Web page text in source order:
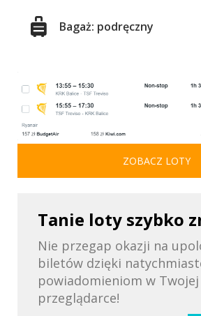
Bagaż: podręczny
ZOBACZ LOTY
Tanie loty szybko
Nie przegap okazji na
biletów dzięki
powiadomieniom w Twojej
przeglądarce!